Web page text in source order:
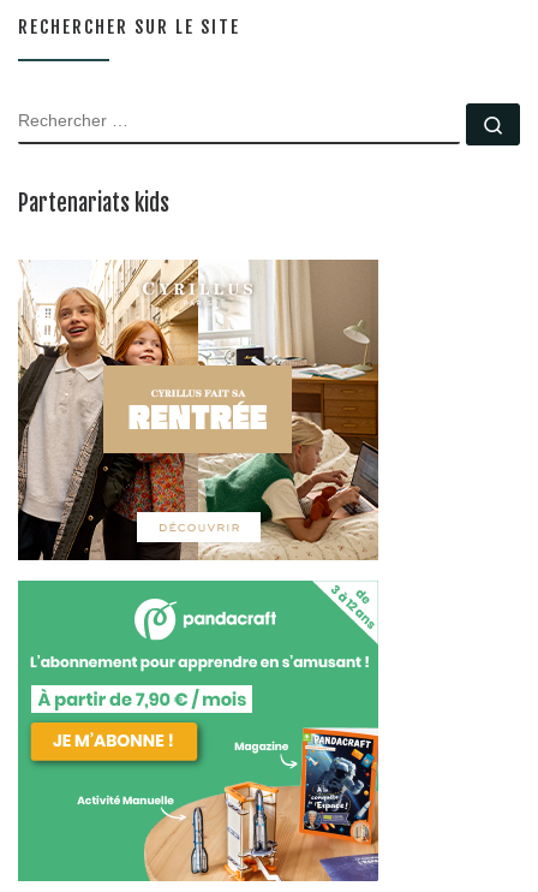
RECHERCHER SUR LE SITE
RECHERCHER
Partenariats kids